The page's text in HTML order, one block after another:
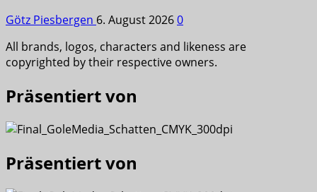
Götz Piesbergen 6. August 20260
All brands, logos, characters and likeness are
copyrighted by their respective owners.
Präsentiert von
Präsentiert von